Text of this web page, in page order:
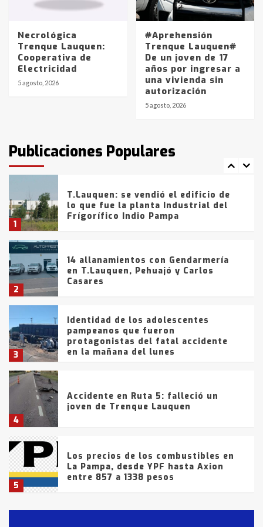
Necrológica
Trenque Lauquen:
Cooperativa de
Electricidad
5 agosto, 2026
#Aprehensión
Trenque Lauquen#
De un joven de 17
años por ingresar a
una vivienda sin
autorización
5 agosto, 2026
Publicaciones Populares
La Pampa, desde YPF hasta Axion
entre 857 a 1338 pesos
La Bolsa de Cereales de Bahía
Blanca anticipa que Agosto vendrá
con lluvias y heladas, en gran parte
fueron detenidos por
comercialización de drogas en la
tarde del sábado
1
T.Lauquen: se vendió el edificio de
lo que fue la planta Industrial del
Frígorífico Indio Pampa
2
14 allanamientos con Gendarmería
en T.Lauquen, Pehuajó y Carlos
Casares
3
Identidad de los adolescentes
pampeanos que fueron
protagonistas del fatal accidente
en la mañana del lunes
4
Accidente en Ruta 5: falleció un
joven de Trenque Lauquen
5
Los precios de los combustibles en
La Pampa, desde YPF hasta Axion
entre 857 a 1338 pesos